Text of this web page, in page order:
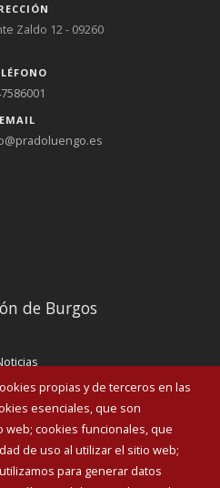
propias y de terceros en las
esenciales, que son
web; cookies funcionales, que
de uso al utilizar el sitio web;
para generar datos
Zaldo 12 - 09260
EMAIL
de Burgos
Municipal
de interés
SESIÓN